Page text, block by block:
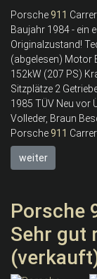
Porsche911
Baujahr 1984 - ein
Originalzustand!
(abgelesen) Motor
152kW (207 PS)
Sitzplätze 2
1985 TÜV Neu vor
Volleder, Braun
Porsche911
weiter
Porsche
Sehr gut